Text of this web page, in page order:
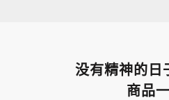
没有精神的日
商品